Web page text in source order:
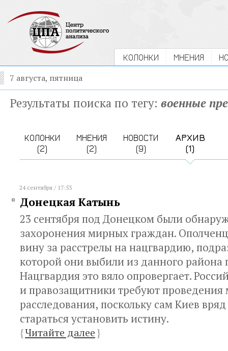
КОЛОНКИ МНЕНИЯ
7 августа, пятница
Результаты поиска по тегу: военные
КОЛОНКИ
(2)
МНЕНИЯ
(2)
НОВОСТИ
(9)
АРХИВ
(1)
24 сентября / 17:53
Донецкая Катынь
23 сентября под Донецком были
захоронения мирных граждан.
вину за расстрелы на нацгвардию,
которой они выбили из данного района
Нацгвардия это вяло опровергает.
и правозащитники требуют
расследования, поскольку сам Киев
стараться установить истину.
{Читайте далее}